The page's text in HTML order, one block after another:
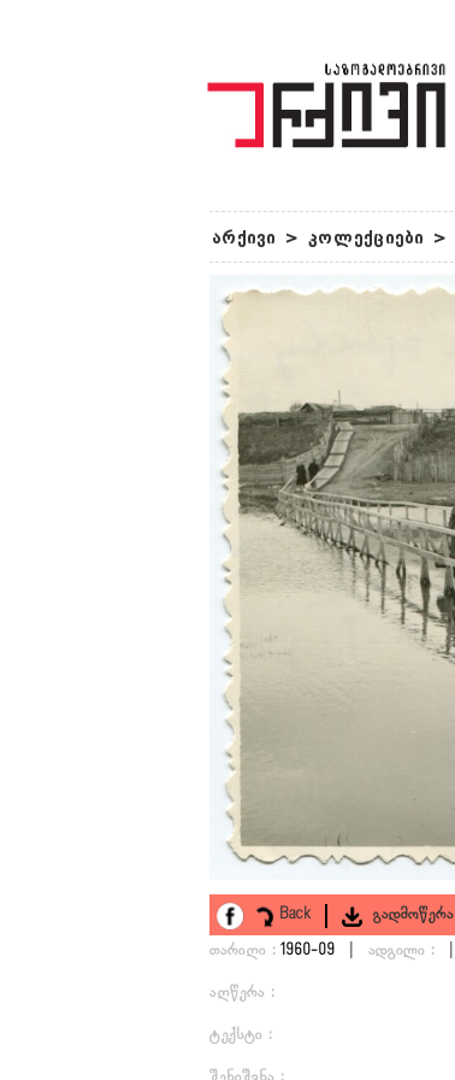
არქივი > კოლექციები >
Back გადმოწერა
თარიღი : 1960-09 | ადგილი : |
აღწერა :
ტექსტი :